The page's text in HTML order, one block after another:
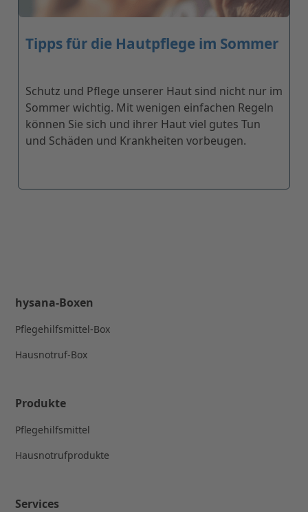
Tipps für die Hautpflege im Sommer
Schutz und Pflege unserer Haut sind nicht nur im
Sommer wichtig. Mit wenigen einfachen Regeln
können Sie sich und ihrer Haut viel gutes Tun
und Schäden und Krankheiten vorbeugen.
hysana-Boxen
Pflegehilfsmittel-Box
Hausnotruf-Box
Produkte
Pflegehilfsmittel
Hausnotrufprodukte
Services